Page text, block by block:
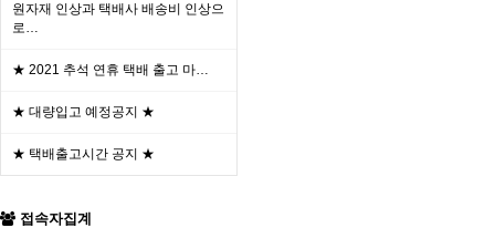
원자재 인상과 택배사 배송비 인상으
로…
★ 2021 추석 연휴 택배 출고 마…
★ 대량입고 예정공지 ★
★ 택배출고시간 공지 ★
접속자집계